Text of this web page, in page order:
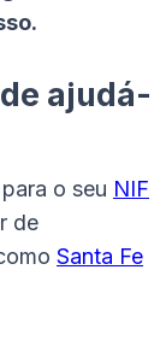
ajudá-
o seu NIF
de
Santa Fe